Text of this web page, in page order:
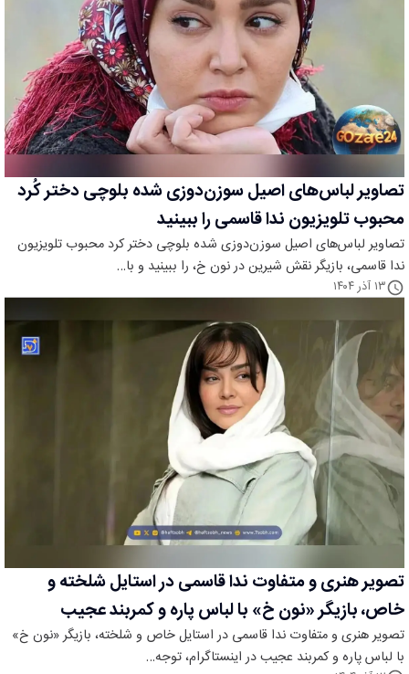
تصاویر لباس‌های اصیل سوزن‌دوزی شده بلوچی دختر کُرد
محبوب تلویزیون ندا قاسمی را ببینید
تصاویر لباس‌های اصیل سوزن‌دوزی شده بلوچی دختر کرد محبوب تلویزیون
ندا قاسمی، بازیگر نقش شیرین در نون خ، را ببینید و با…
۱۳ آذر ۱۴۰۴
تصویر هنری و متفاوت ندا قاسمی در استایل شلخته و
خاص، بازیگر «نون خ» با لباس پاره و کمربند عجیب
تصویر هنری و متفاوت ندا قاسمی در استایل خاص و شلخته، بازیگر «نون خ»
با لباس پاره و کمربند عجیب در اینستاگرام، توجه…